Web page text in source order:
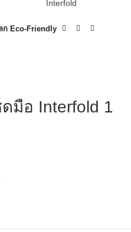
ก Eco-Friendly
มือ Interfold 1